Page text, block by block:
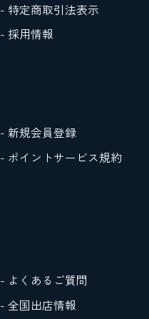
- 特定商取引法表示
- 採用情報
- 新規会員登録
- ポイントサービス規約
- よくあるご質問
- 全国出店情報